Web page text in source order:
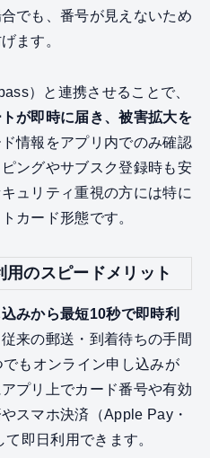
でも、番号が見えないため
ます。
）と連携させることで、
が即時に届き、被害拡大を
情報をアプリ内でのみ確認
ングやサブスク登録時も安
ュリティ重視の方には特に
カード形態です。
のスピードメリット
みから最短10秒で即時利
来の郵送・到着待ちの手間
もオンライン申し込みが
プリ上でカード番号や有効
スマホ決済（Apple Pay・
即日利用できます。